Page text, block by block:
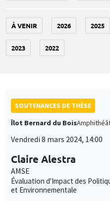
À VENIR 2026 2025
2023 2022
SOUTENANCES DE THÈSE
Îlot Bernard du Bois
Vendredi 8 mars 2024, 14:00
Claire Alestra
AMSE
Évaluation d'Impact des
et Environnementale